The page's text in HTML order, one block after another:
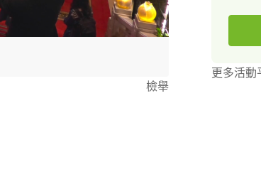
檢舉
更多活動